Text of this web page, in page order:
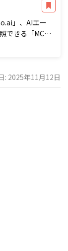
」、AIエー
できる「MCP
: 2025年11月12日